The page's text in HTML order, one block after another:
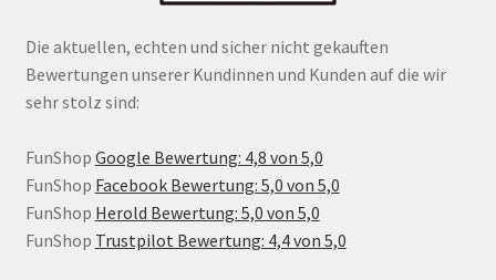
Die aktuellen, echten und sicher nicht gekauften
Bewertungen unserer Kundinnen und Kunden auf die wir
sehr stolz sind:
FunShop Google Bewertung: 4,8 von 5,0
FunShop Facebook Bewertung: 5,0 von 5,0
FunShop Herold Bewertung: 5,0 von 5,0
FunShop Trustpilot Bewertung: 4,4 von 5,0